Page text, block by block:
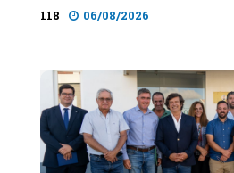
118 06/08/2026